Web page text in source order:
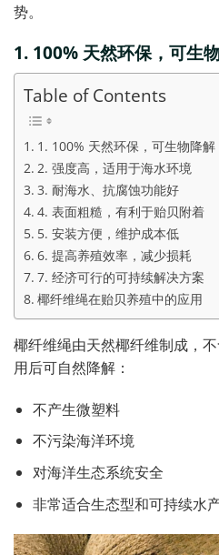
势。
1. 100% 天然环保，可生
Table of Contents
1. 100% 天然环保，可生物降解
2. 强度高，适用于海水环境
3. 耐海水、抗腐蚀功能好
4. 表面粗糙，有利于贻贝附着
5. 安装方便，维护成本低
6. 提高养殖效率，减少损耗
7. 经济可行的可持续解决方案
椰纤维绳在贻贝养殖中的应用
椰纤维绳由天然椰纤维制成，
用后可自然降解：
不产生微塑料
不污染海洋环境
对海洋生态系统安全
非常适合生态型和可持续水